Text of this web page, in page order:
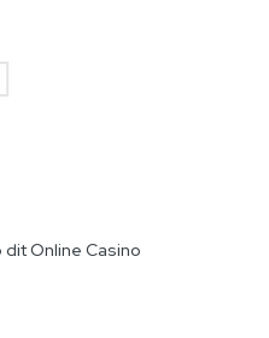
dit Online Casino